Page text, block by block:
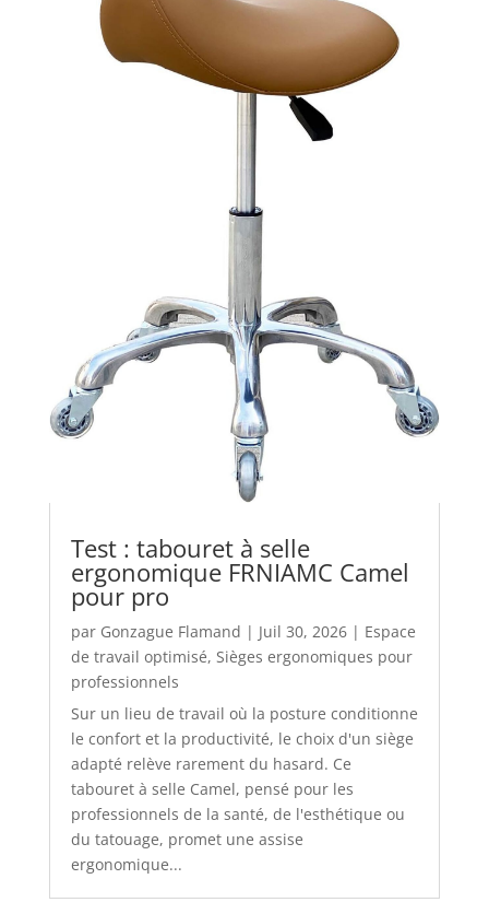
Test : tabouret à selle
ergonomique FRNIAMC Camel
pour pro
par Gonzague Flamand | Juil 30, 2026| Espace
de travail optimisé, Sièges ergonomiques pour
professionnels
Sur un lieu de travail où la posture conditionne
le confort et la productivité, le choix d'un siège
adapté relève rarement du hasard. Ce
tabouret à selle Camel, pensé pour les
professionnels de la santé, de l'esthétique ou
du tatouage, promet une assise
ergonomique...